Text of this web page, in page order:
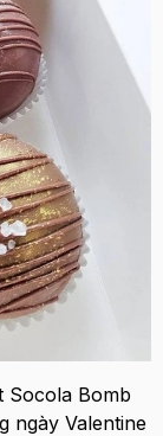
Socola Bomb
ngày Valentine